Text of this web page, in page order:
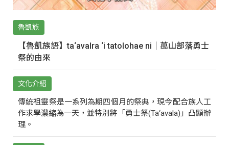
魯凱族
【魯凱族語】ta‘avalra ‘i tatolohae ni｜萬山部落勇士
祭的由來
文化介紹
傳統祖靈祭是一系列為期四個月的祭典，現今配合族人工
作求學濃縮為一天，並特別將「勇士祭(Ta‘avala)」凸顯辦
理。